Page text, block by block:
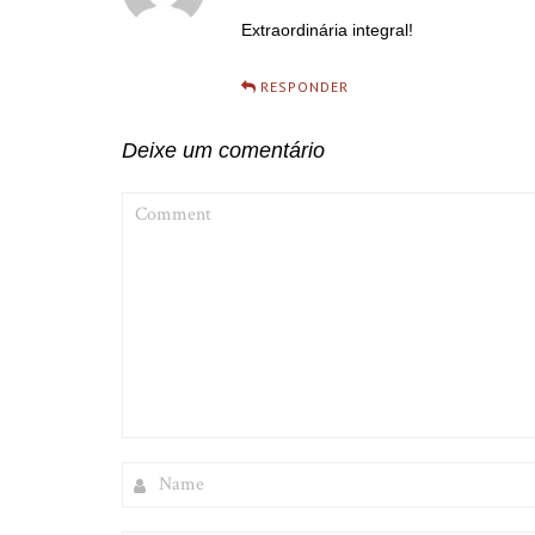
Extraordinária integral!
RESPONDER
Deixe um comentário